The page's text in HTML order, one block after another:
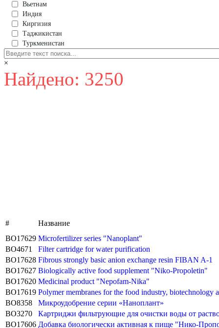
Вьетнам
Индия
Киргизия
Таджикистан
Туркменистан
×
Найдено: 3250
#
Название
BO17629 Microfertilizer series "Nanoplant"
BO4671
Filter cartridge for water purification
BO17628 Fibrous strongly basic anion exchange resin FIBAN A-1
BO17627 Biologically active food supplement "Niko-Propoletin"
BO17620 Medicinal product "Nepofam-Nika"
BO17619 Polymer membranes for the food industry, biotechnology
BO8358
Микроудобрение серии «Наноплант»
BO3270
Картриджи фильтрующие для очистки воды от
BO17606 Добавка биологически активная к пище "Нико-